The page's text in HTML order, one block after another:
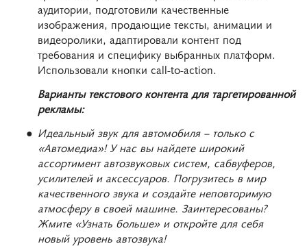
аудитории, подготовили качественные
изображения, продающие тексты, анимации и
видеоролики, адаптировали контент под
требования и специфику выбранных платформ.
Использовали кнопки call-to-action.
Варианты текстового контента для таргетированной
рекламы:
Идеальный звук для автомобиля – только с
«Автомедиа»! У нас вы найдете широкий
ассортимент автозвуковых систем, сабвуферов,
усилителей и аксессуаров. Погрузитесь в мир
качественного звука и создайте неповторимую
атмосферу в своей машине. Заинтересованы?
Жмите «Узнать больше» и откройте для себя
новый уровень автозвука!